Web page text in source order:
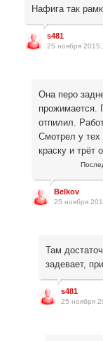
Нафига так
s481
25 ноября
Она перо
прожимается.
отпилил.
Смотрел у тех
краску и трёт
Belkov
25 ноября
Там
задевает,
s481
25 ноября